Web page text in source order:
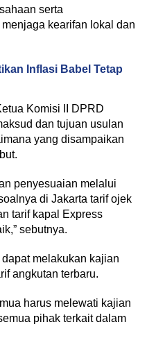
serta
kearifan lokal dan
Inflasi Babel Tetap
Komisi II DPRD
dan tujuan usulan
yang disampaikan
penyesuaian melalui
di Jakarta tarif ojek
tarif kapal Express
sebutnya.
melakukan kajian
angkutan terbaru.
harus melewati kajian
pihak terkait dalam